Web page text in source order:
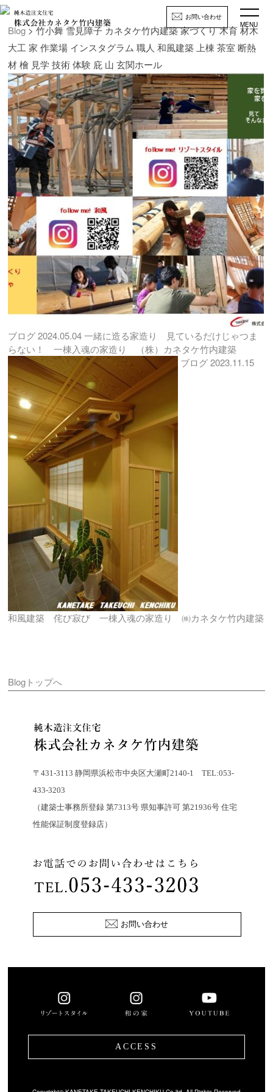
お問い合わせ
MENU
Blog> 竹小舞 雪見障子 カネタケ竹内建築 家づくり 木育 材木
大工 家 作業場 インスタグラム 職人 和風建築 上棟 茶室 断熱
材 檜 見学 技術 体験 庇 山 玄関ホール
ブログ2024.05.04 一緒に造る家造り 見ているだけじゃつま
らない！ 一棟入魂の家造り （株）カネタケ竹内建築
ブログ2023.11.15
和風建築 侘び寂び 一棟入魂の家造り ㈱カネタケ竹内建築
Blogトップへ
〒431-3113 静岡県浜松市中央区大瀬町2140-1 TEL:053-
433-3203
（建築士事務所登録 第7313号 県知事許可 第21936号 住宅
性能保証制度登録店）
お問い合わせ
ACCESS